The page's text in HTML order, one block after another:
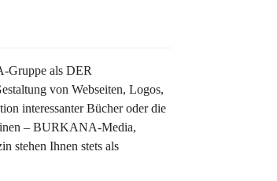
Gruppe als DER
von Webseiten, Logos,
interessanter Bücher oder die
– BURKANA-Media,
Ihnen stets als